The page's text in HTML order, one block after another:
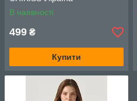
В наявності
499 ₴
Купити